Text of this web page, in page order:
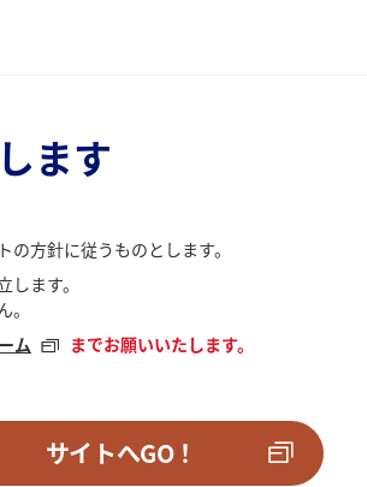
ます
方針に従うものとします。
ます。
ム
までお願いいたします。
サイトへGO！